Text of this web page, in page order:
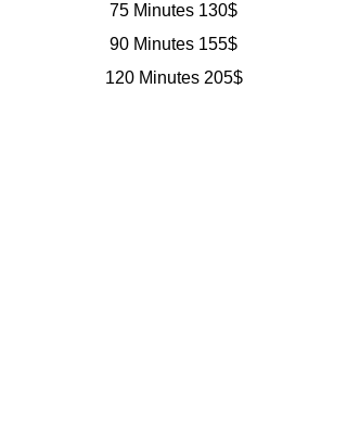
75 Minutes 130$
90 Minutes 155$
120 Minutes 205$